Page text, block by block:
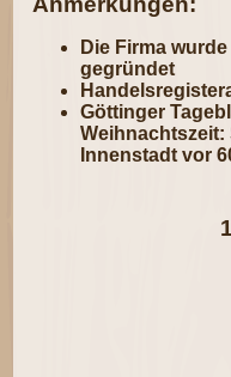
Die Firma
gegründet
Göttinger
Weihnachtszeit:
Innenstadt vor